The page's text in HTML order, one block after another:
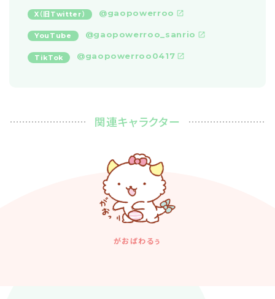
X（旧Twitter） @gaopowerroo
YouTube @gaopowerroo_sanrio
TikTok @gaopowerroo0417
関連キャラクター
がおぱわるぅ